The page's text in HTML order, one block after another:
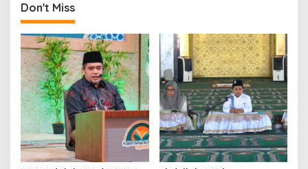
a
v
i
g
a
t
i
o
Don't Miss